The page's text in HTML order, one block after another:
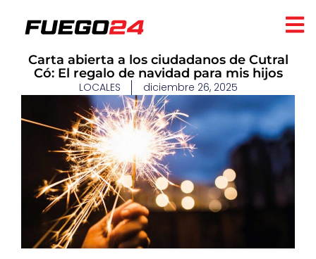
Carta abierta a los ciudadanos de Cutral
Có: El regalo de navidad para mis hijos
LOCALES diciembre 26, 2025